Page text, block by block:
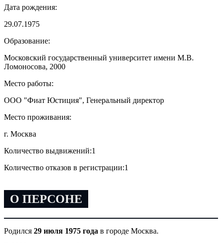
Дата рождения:
29.07.1975
Образование:
Московский государственный университет имени М.В.
Ломоносова, 2000
Место работы:
ООО "Фиат Юстиция", Генеральный директор
Место проживания:
г. Москва
Количество выдвижений:1
Количество отказов в регистрации:1
О ПЕРСОНЕ
Родился 29 июля 1975 года в городе Москва.